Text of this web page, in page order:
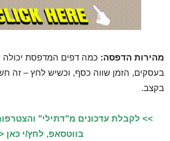
מהירות הדפסה: כמה דפים המדפסת
בעסקים, הזמן שווה כסף, וכשיש לחץ – זה
בקצב.
>> לקבלת עדכונים מ"דתילי"
בווטסאפ, לחץ/י כאן